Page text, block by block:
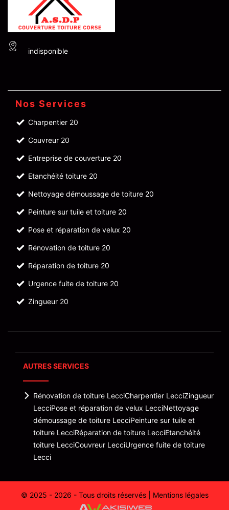
indisponible
Nos Services
Charpentier 20
Couvreur 20
Entreprise de couverture 20
Etanchéité toiture 20
Nettoyage démoussage de toiture 20
Peinture sur tuile et toiture 20
Pose et réparation de velux 20
Rénovation de toiture 20
Réparation de toiture 20
Urgence fuite de toiture 20
Zingueur 20
AUTRES SERVICES
Rénovation de toiture LecciCharpentier LecciZingueur
LecciPose et réparation de velux LecciNettoyage
démoussage de toiture LecciPeinture sur tuile et
toiture LecciRéparation de toiture LecciEtanchéité
toiture LecciCouvreur LecciUrgence fuite de toiture
Lecci
© 2025 - 2026 - Tous droits réservés | Mentions légales